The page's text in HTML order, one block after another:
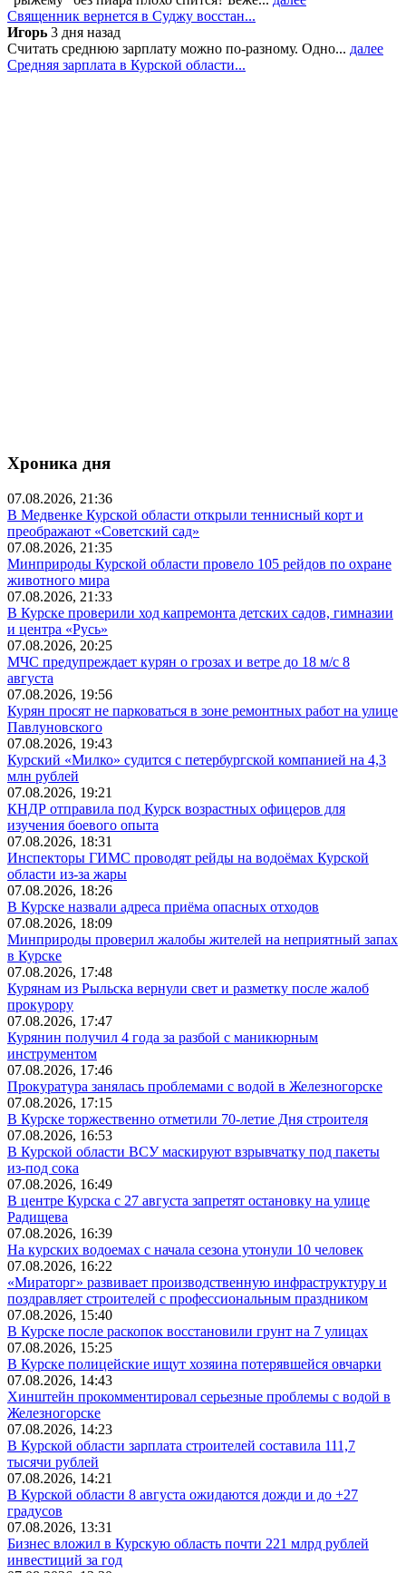
Священник вернется в Суджу восстан...
Игорь 3 дня назад
Считать среднюю зарплату можно по-разному. Одно... далее
Средняя зарплата в Курской области...
Хроника дня
07.08.2026, 21:36
В Медвенке Курской области открыли теннисный корт и
преображают «Советский сад»
07.08.2026, 21:35
Минприроды Курской области провело 105 рейдов по охране
животного мира
07.08.2026, 21:33
В Курске проверили ход капремонта детских садов, гимназии
и центра «Русь»
07.08.2026, 20:25
МЧС предупреждает курян о грозах и ветре до 18 м/с 8
августа
07.08.2026, 19:56
Курян просят не парковаться в зоне ремонтных работ на улице
Павлуновского
07.08.2026, 19:43
Курский «Милко» судится с петербургской компанией на 4,3
млн рублей
07.08.2026, 19:21
КНДР отправила под Курск возрастных офицеров для
изучения боевого опыта
07.08.2026, 18:31
Инспекторы ГИМС проводят рейды на водоёмах Курской
области из-за жары
07.08.2026, 18:26
В Курске назвали адреса приёма опасных отходов
07.08.2026, 18:09
Минприроды проверил жалобы жителей на неприятный запах
в Курске
07.08.2026, 17:48
Курянам из Рыльска вернули свет и разметку после жалоб
прокурору
07.08.2026, 17:47
Курянин получил 4 года за разбой с маникюрным
инструментом
07.08.2026, 17:46
Прокуратура занялась проблемами с водой в Железногорске
07.08.2026, 17:15
В Курске торжественно отметили 70-летие Дня строителя
07.08.2026, 16:53
В Курской области ВСУ маскируют взрывчатку под пакеты
из-под сока
07.08.2026, 16:49
В центре Курска с 27 августа запретят остановку на улице
Радищева
07.08.2026, 16:39
На курских водоемах с начала сезона утонули 10 человек
07.08.2026, 16:22
«Мираторг» развивает производственную инфраструктуру и
поздравляет строителей с профессиональным праздником
07.08.2026, 15:40
В Курске после раскопок восстановили грунт на 7 улицах
07.08.2026, 15:25
В Курске полицейские ищут хозяина потерявшейся овчарки
07.08.2026, 14:43
Хинштейн прокомментировал серьезные проблемы с водой в
Железногорске
07.08.2026, 14:23
В Курской области зарплата строителей составила 111,7
тысячи рублей
07.08.2026, 14:21
В Курской области 8 августа ожидаются дожди и до +27
градусов
07.08.2026, 13:31
Бизнес вложил в Курскую область почти 221 млрд рублей
инвестиций за год